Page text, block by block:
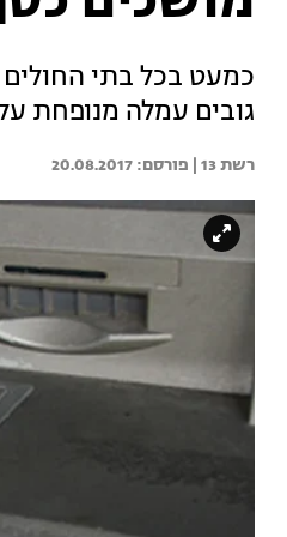
כמעט בכל בתי
גובים עמלה מנופחת
רשת 13 | 20.08.2017